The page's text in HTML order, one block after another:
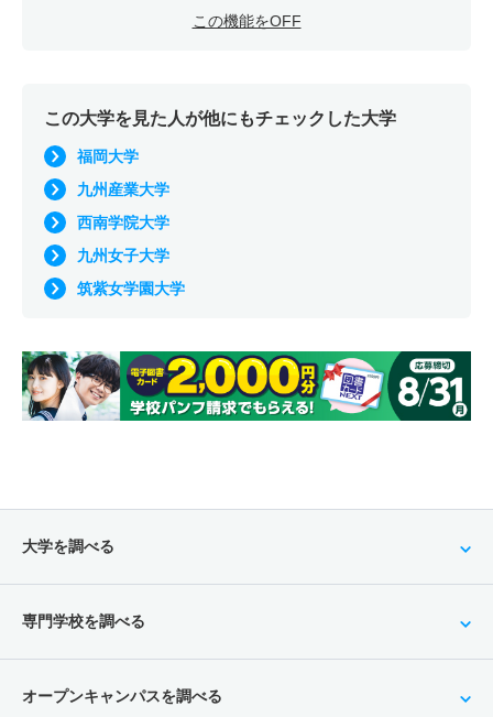
この機能をOFF
この大学を見た人が他にもチェックした大学
福岡大学
九州産業大学
西南学院大学
九州女子大学
筑紫女学園大学
大学を調べる
専門学校を調べる
オープンキャンパスを調べる